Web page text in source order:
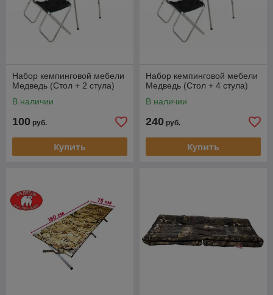
Набор кемпинговой мебели
Медведь (Стол + 2 стула)
В наличии
100 руб.
Купить
Набор кемпинговой мебели
Медведь (Стол + 4 стула)
В наличии
240 руб.
Купить